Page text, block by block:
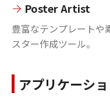
Poster Artist
豊富なテンプレートや
スター作成ツール。
アプリケーシ